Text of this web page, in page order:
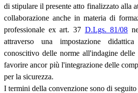
di stipulare il presente atto finalizzato alla
collaborazione anche in materia di
professionale ex art. 37 D.Lgs. 81/08
attraverso una impostazione
conoscitivo delle norme all'indagine
favorire ancor più l'integrazione delle
per la sicurezza.
I termini della convenzione sono di